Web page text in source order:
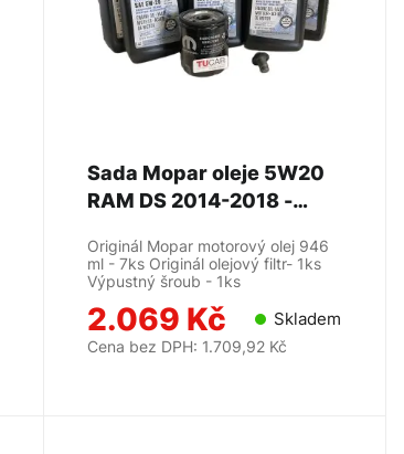
Sada Mopar oleje 5W20
RAM DS 2014-2018 -
Originál Mopar motorový olej 946
ml - 7ks Originál olejový filtr- 1ks
Výpustný šroub - 1ks
2.069 Kč Skladem
Cena bez DPH: 1.709,92 Kč